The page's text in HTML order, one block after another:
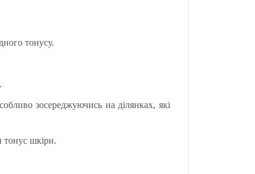
тонусу.
зосереджуючись на ділянках, які
тонус шкіри.